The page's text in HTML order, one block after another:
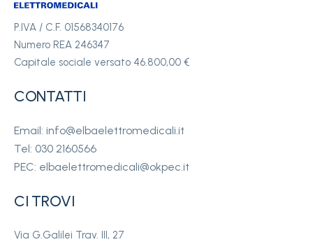
P.IVA / C.F. 01568340176
Numero REA 246347
Capitale sociale versato 46.800,00 €
CONTATTI
Email: info@elbaelettromedicali.it
Tel: 030 2160566
PEC: elbaelettromedicali@okpec.it
CI TROVI
Via G.Galilei Trav. III, 27